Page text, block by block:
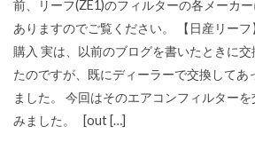
前、リーフ(ZE1)のフィルターの各メーカ
ありますのでご覧ください。 【日産リー
購入 実は、以前のブログを書いたときに
たのですが、既にディーラーで交換してあ
ました。 今回はそのエアコンフィルター
みました。 [out […]